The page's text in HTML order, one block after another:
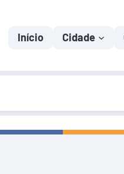
Início Cidade